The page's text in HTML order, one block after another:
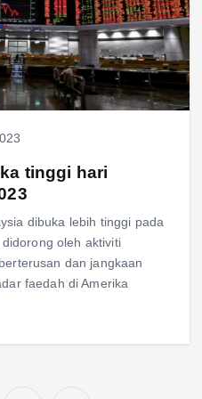
tinggi hari
dibuka lebih tinggi pada
oleh aktiviti
dan jangkaan
faedah di Amerika